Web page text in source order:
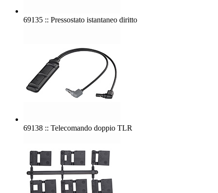
69135 :: Pressostato istantaneo diritto
69138 :: Telecomando doppio TLR